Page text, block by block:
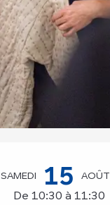
SAMEDI 15 AOÛT
De 10:30 à 11:30